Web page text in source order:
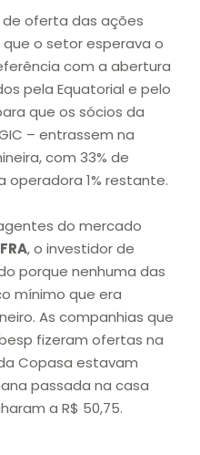
oferta das ações
o setor esperava o
com a abertura
pela Equatorial e pelo
que os sócios da
– entrassem na
com 33% de
1% restante.
do mercado
, o investidor de
porque nenhuma das
mínimo que era
As companhias que
fizeram ofertas na
Copasa estavam
passada na casa
a R$ 50,75.